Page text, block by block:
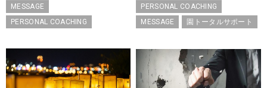
MESSAGE
PERSONAL COACHING
PERSONAL COACHING
MESSAGE
園トータルサポート